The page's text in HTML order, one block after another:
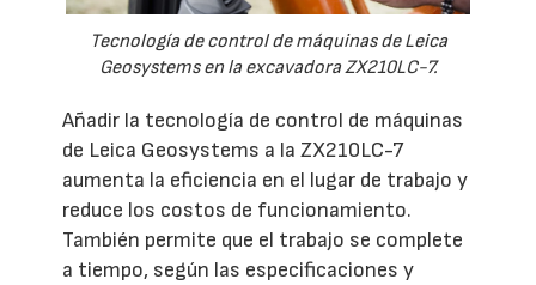
Tecnología de control de máquinas de Leica
Geosystems en la excavadora ZX210LC-7.
Añadir la tecnología de control de máquinas
de Leica Geosystems a la ZX210LC-7
aumenta la eficiencia en el lugar de trabajo y
reduce los costos de funcionamiento.
También permite que el trabajo se complete
a tiempo, según las especificaciones y